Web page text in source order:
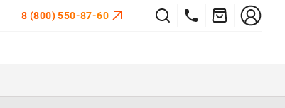
8 (800) 550-87-60